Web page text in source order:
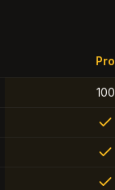
Pro
100